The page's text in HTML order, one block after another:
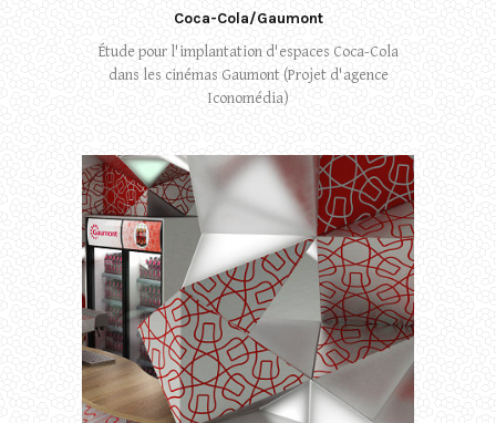
Coca-Cola/Gaumont
Étude pour l'implantation d'espaces Coca-Cola
dans les cinémas Gaumont (Projet d'agence
Iconomédia)